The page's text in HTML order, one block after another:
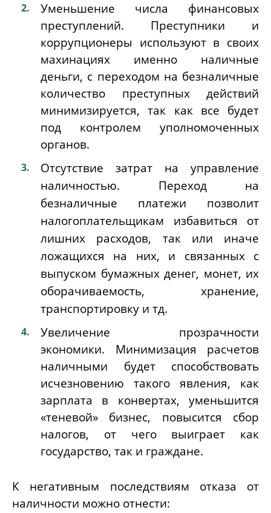
Уменьшение числа финансовых
преступлений. Преступники и
коррупционеры используют в своих
махинациях именно наличные
деньги, с переходом на безналичные
количество преступных действий
минимизируется, так как все будет
под контролем уполномоченных
органов.
Отсутствие затрат на управление
наличностью. Переход на
безналичные платежи позволит
налогоплательщикам избавиться от
лишних расходов, так или иначе
ложащихся на них, и связанных с
выпуском бумажных денег, монет, их
оборачиваемость, хранение,
транспортировку и тд.
Увеличение прозрачности
экономики. Минимизация расчетов
наличными будет способствовать
исчезновению такого явления, как
зарплата в конвертах, уменьшится
«теневой» бизнес, повысится сбор
налогов, от чего выиграет как
государство, так и граждане.
К негативным последствиям отказа от
наличности можно отнести: